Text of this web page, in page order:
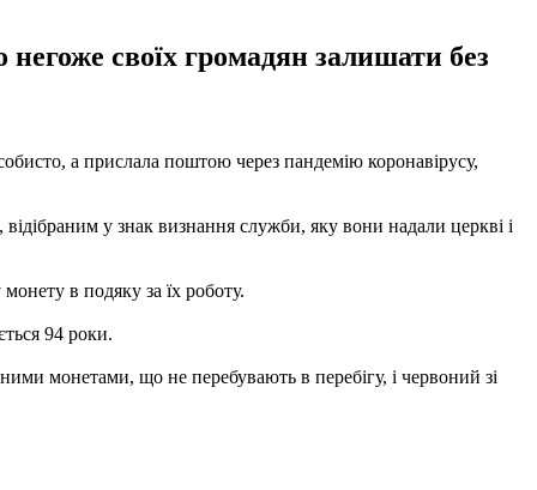
своїх громадян залишати без
а прислала поштою через пандемію коронавірусу,
у знак визнання служби, яку вони надали церкві і
в подяку за їх роботу.
94 роки.
монетами, що не перебувають в перебігу, і червоний зі